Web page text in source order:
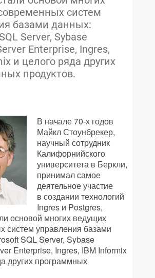
систем
базами данных:
Server, Sybase
Enterprise, Ingres,
и целого ряда других
продуктов.
В начале 70-х годов
Майкл Стоунбрекер,
научный сотрудник
Калифорнийского
университета в Беркли,
принимал самое
деятельное участие
в создании технологий
Ingres и Postgres,
основой многих ведущих
систем управления базами
SQL Server, Sybase
Enterprise, Ingres, IBM Informix
других программных